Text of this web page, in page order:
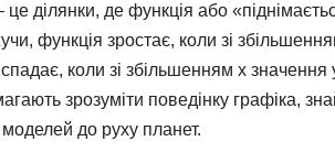
ділянки, де функція або
функція зростає, коли зі
коли зі збільшенням x
зрозуміти поведінку графіка,
до руху планет.